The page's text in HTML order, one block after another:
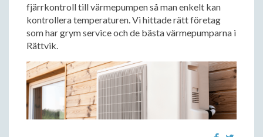
fjärrkontroll till värmepumpen så man enkelt kan
kontrollera temperaturen. Vi hittade rätt företag
som har grym service och de bästa värmepumparna i
Rättvik.